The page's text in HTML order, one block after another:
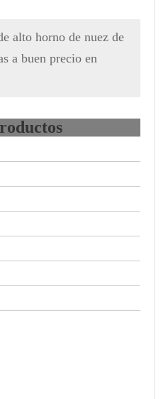
alto horno de nuez de
a buen precio en